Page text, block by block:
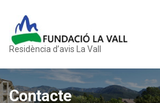
Residència d’avis La Vall
Contacte